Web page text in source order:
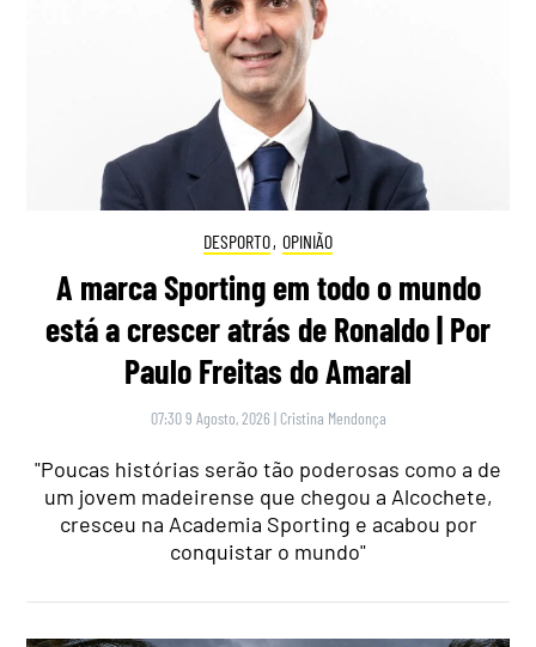
DESPORTO, OPINIÃO
A marca Sporting em todo o mundo
está a crescer atrás de Ronaldo | Por
Paulo Freitas do Amaral
07:30 9 Agosto, 2026 | Cristina Mendonça
"Poucas histórias serão tão poderosas como a de
um jovem madeirense que chegou a Alcochete,
cresceu na Academia Sporting e acabou por
conquistar o mundo"